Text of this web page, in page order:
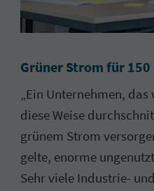
Grüner Strom für
„Ein Unternehmen,
diese Weise
grünem Strom
gelte, enorme
Sehr viele Industrie-